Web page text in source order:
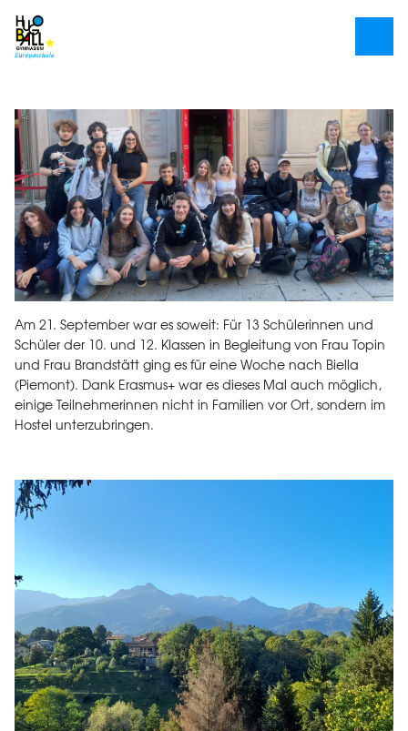
Am 21. September war es soweit: Für 13 Schülerinnen und
Schüler der 10. und 12. Klassen in Begleitung von Frau Topin
und Frau Brandstätt ging es für eine Woche nach Biella
(Piemont). Dank Erasmus+ war es dieses Mal auch möglich,
einige Teilnehmerinnen nicht in Familien vor Ort, sondern im
Hostel unterzubringen.